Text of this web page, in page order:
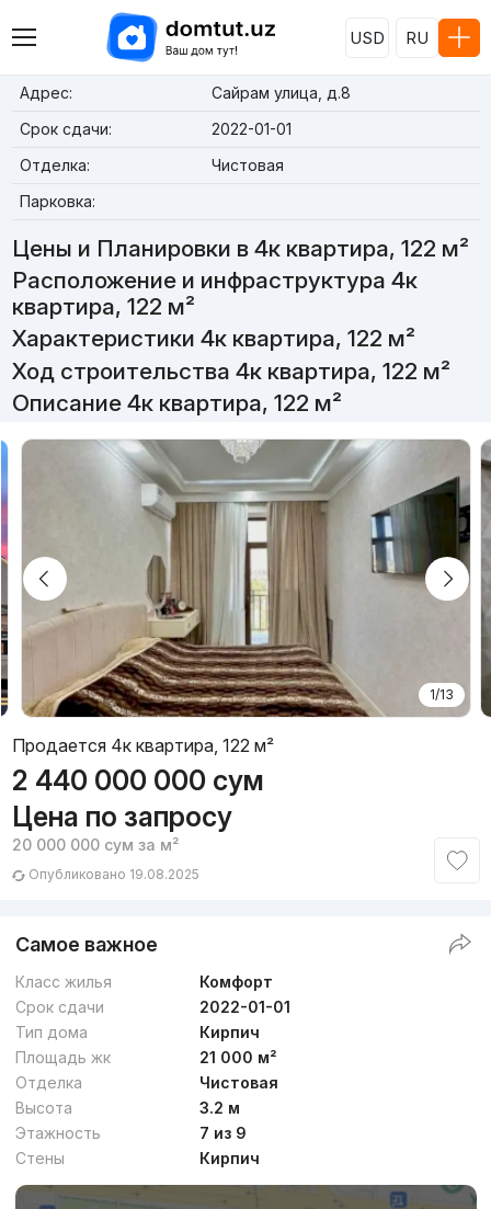
USD RU
Адрес:
Сайрам улица, д.8
Срок сдачи:
2022-01-01
Отделка:
Чистовая
Парковка:
Цены и Планировки в 4к квартира, 122 м²
Расположение и инфраструктура 4к
квартира, 122 м²
Характеристики 4к квартира, 122 м²
Ход строительства 4к квартира, 122 м²
Описание 4к квартира, 122 м²
1/13
Продается 4к квартира, 122 м²
2 440 000 000 сум
Цена по запросу
20 000 000 сум за м²
Опубликовано 19.08.2025
Самое важное
Класс жилья
Комфорт
Срок сдачи
2022-01-01
Тип дома
Кирпич
Площадь жк
21 000 м²
Отделка
Чистовая
Высота
3.2 м
Этажность
7 из 9
Стены
Кирпич